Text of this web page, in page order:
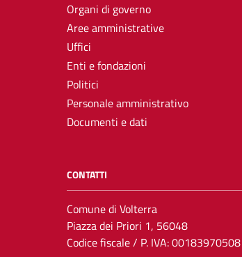
Organi di governo
Aree amministrative
Uffici
Enti e fondazioni
Politici
Personale amministrativo
Documenti e dati
CONTATTI
Comune di Volterra
Piazza dei Priori 1, 56048
Codice fiscale / P. IVA: 00183970508